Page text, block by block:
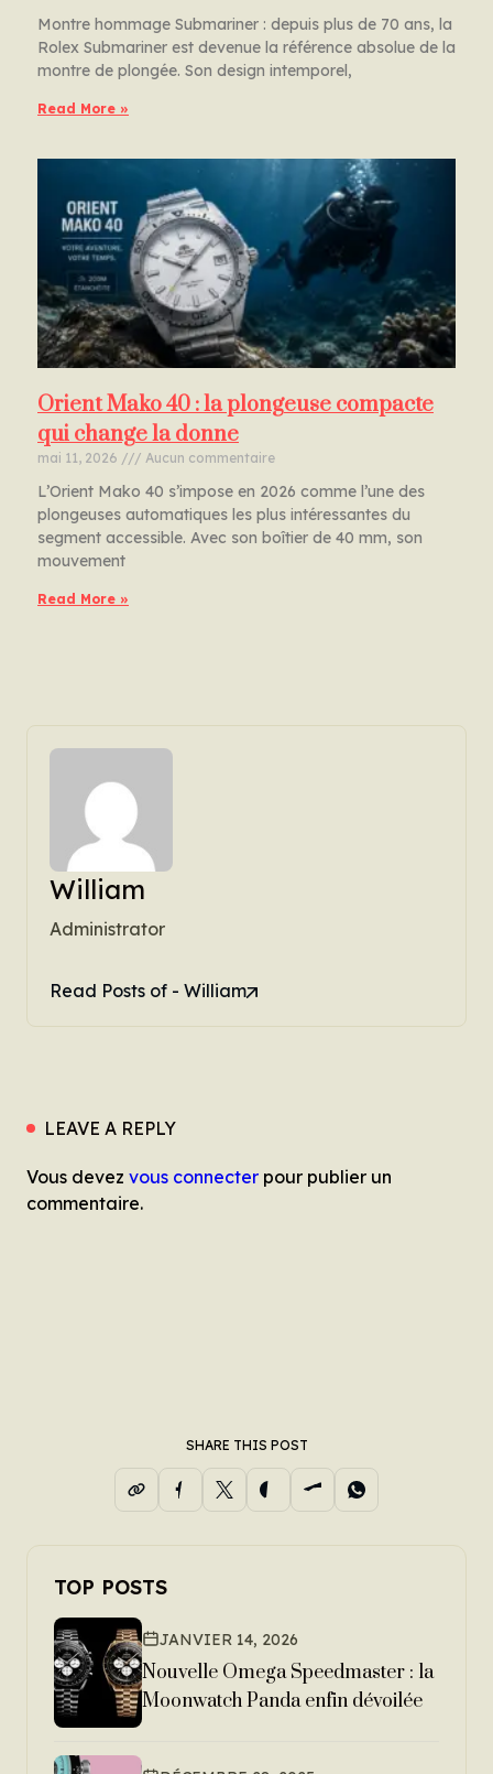
Montre hommage Submariner : depuis plus de 70 ans, la
Rolex Submariner est devenue la référence absolue de la
montre de plongée. Son design intemporel,
Read More »
Orient Mako 40 : la plongeuse compacte
qui change la donne
mai 11, 2026 Aucun commentaire
L’Orient Mako 40 s’impose en 2026 comme l’une des
plongeuses automatiques les plus intéressantes du
segment accessible. Avec son boîtier de 40 mm, son
mouvement
Read More »
William
Administrator
Read Posts of - William
LEAVE A REPLY
Vous devez vous connecter pour publier un
commentaire.
SHARE THIS POST
TOP POSTS
JANVIER 14, 2026
Nouvelle Omega Speedmaster : la
Moonwatch Panda enfin dévoilée